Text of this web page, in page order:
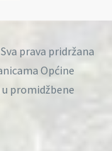
prava pridržana
Općine
promidžbene